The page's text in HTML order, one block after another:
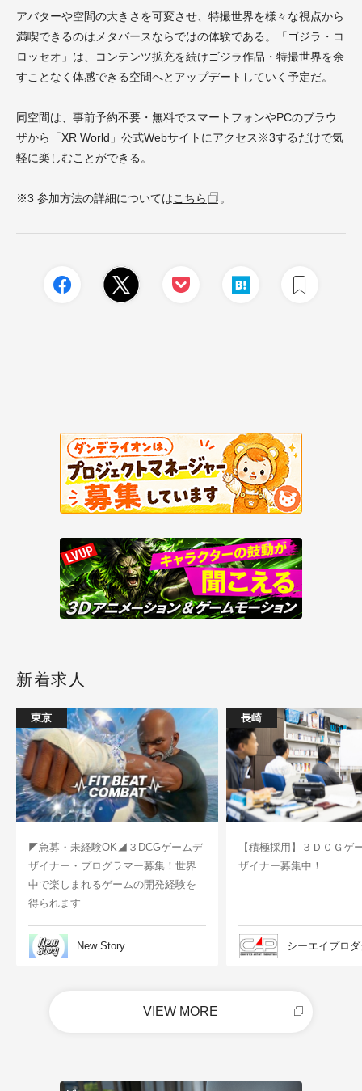
アバターや空間の大きさを可変させ、特撮世界を様々な視点から
満喫できるのはメタバースならではの体験である。「ゴジラ・コ
ロッセオ」は、コンテンツ拡充を続けゴジラ作品・特撮世界を余
すことなく体感できる空間へとアップデートしていく予定だ。
同空間は、事前予約不要・無料でスマートフォンやPCのブラウ
ザから「XR World」公式Webサイトにアクセス※3するだけで気
軽に楽しむことができる。
※3 参加方法の詳細についてはこちら 。
新着求人
東京
◤急募・未経験OK◢３DCGゲームデ
ザイナー・プログラマー募集！世界
中で楽しまれるゲームの開発経験を
得られます
New Story
長崎
【積極採用】３ＤＣＧゲ
ザイナー募集中！
シーエイプロ
VIEW MORE